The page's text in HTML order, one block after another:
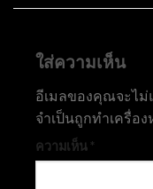
ใส่ความเห็น
อีเมลของคุณจะไ
จำเป็นถูกทำเครื่อ
ความเห็น *